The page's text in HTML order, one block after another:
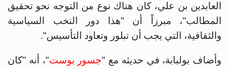
العابدين بن علي، كان هناك نوع من التوجه نحو تحقيق
المطالب"، مبرزاً أن "هذا دور النخب السياسية
والثقافية، التي يجب أن تبلور وتعاود التأسيس".
وأضاف بولبابة، في حديثه مع "جسور بوست"، أنه "كان